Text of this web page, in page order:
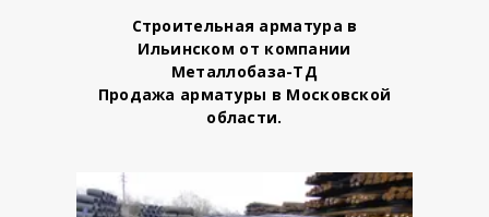
Строительная арматура в
Ильинском от компании
Металлобаза-ТД
Продажа арматуры в Московской
области.